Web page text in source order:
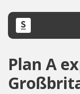
Plan A